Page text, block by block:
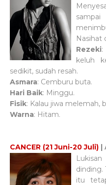
Nasihat
Rezeki:
keluh
sedikit, sudah resah.
Asmara: Cemburu buta.
Hari Baik: Minggu.
Fisik: Kalau jiwa melemah,
Warna: Hitam.
CANCER (21 Juni-20 Juli) |
dinding.
itu